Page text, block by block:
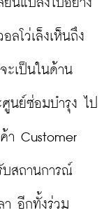
นแปลงไปอย่าง
ลโว่เล็งเห็นถึง
ะเป็นในด้าน
นย์ซ่อมบำรุง ไป
า Customer
บสถานการณ์
า อีกทั้งร่วม